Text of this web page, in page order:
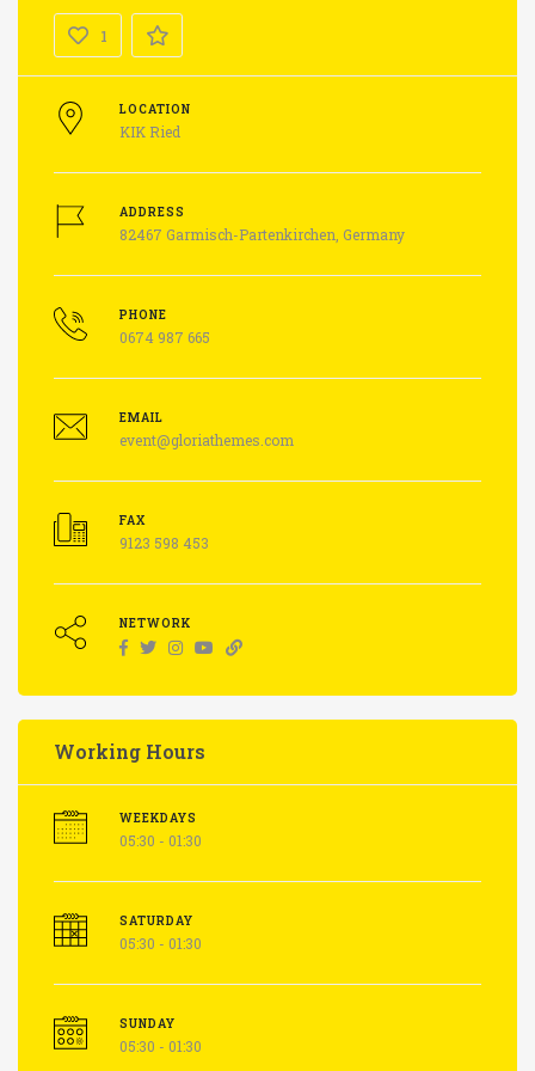
1
LOCATION
KIK Ried
ADDRESS
82467 Garmisch-Partenkirchen, Germany
PHONE
0674 987 665
EMAIL
event@gloriathemes.com
FAX
9123 598 453
NETWORK
Working Hours
WEEKDAYS
05:30 - 01:30
SATURDAY
05:30 - 01:30
SUNDAY
05:30 - 01:30